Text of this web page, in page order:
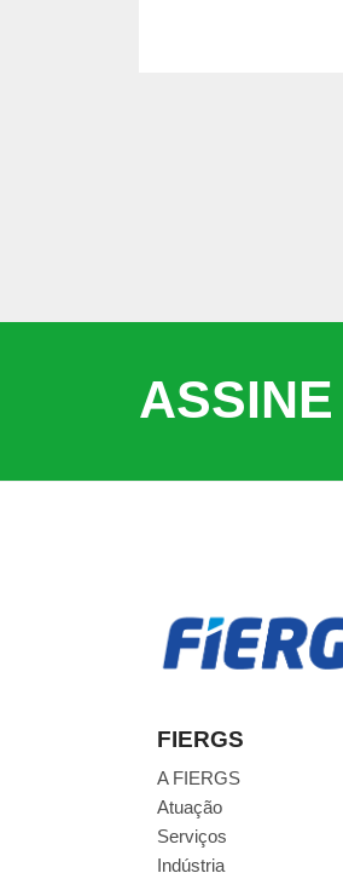
FIERGS
A FIERGS
Atuação
Serviços
Indústria